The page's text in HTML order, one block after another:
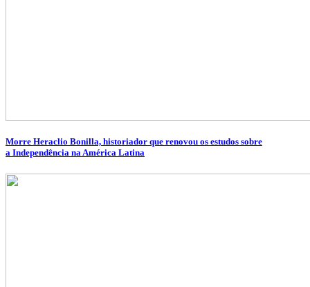
Morre Heraclio Bonilla, historiador que renovou os estudos sobre
a Independência na América Latina